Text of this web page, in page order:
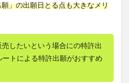
」の出願日とる点も大きなメリ
したいという場合にの特許出
ートによる特許出願がおすすめ